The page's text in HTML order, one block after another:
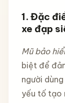
1. Đặc
xe đạp
Mũ bảo
biệt để
người
yếu tố tạo